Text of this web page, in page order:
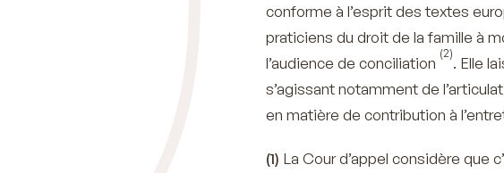
conforme à l’esprit des textes
praticiens du droit de la famille à
l’audience de conciliation
(2)
. Elle
s’agissant notamment de
en matière de contribution à
(1) La Cour d’appel considère que